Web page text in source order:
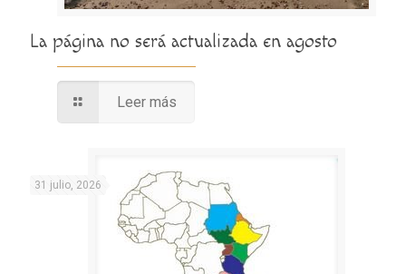
La página no será actualizada en agosto
Leer más
31 julio, 2026